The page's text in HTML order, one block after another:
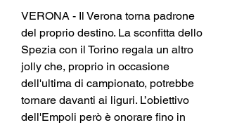
VERONA - Il Verona torna padrone
del proprio destino. La sconfitta dello
Spezia con il Torino regala un altro
jolly che, proprio in occasione
dell'ultima di campionato, potrebbe
tornare davanti ai liguri. L’obiettivo
dell'Empoli però è onorare fino in